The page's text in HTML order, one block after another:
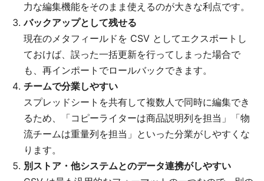
力な編集機能をそのまま使えるのが大きな利点です。
バックアップとして残せる
現在のメタフィールドを CSV としてエクスポートし
ておけば、誤った一括更新を行ってしまった場合で
も、再インポートでロールバックできます。
チームで分業しやすい
スプレッドシートを共有して複数人で同時に編集でき
るため、「コピーライターは商品説明列を担当」「物
流チームは重量列を担当」といった分業がしやすくな
ります。
別ストア・他システムとのデータ連携がしやすい